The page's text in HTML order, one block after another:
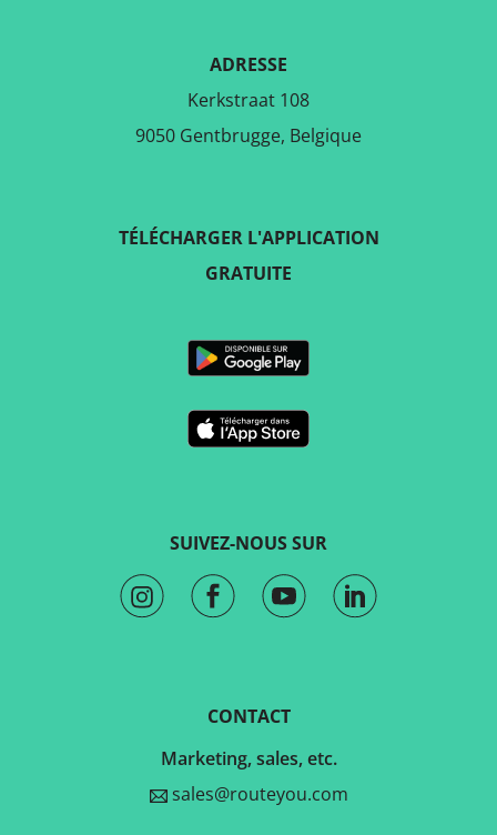
ADRESSE
Kerkstraat 108
9050 Gentbrugge, Belgique
SUIVEZ-NOUS SUR
TÉLÉCHARGER L'APPLICATION
GRATUITE
CONTACT
Marketing, sales, etc.
sales@routeyou.com